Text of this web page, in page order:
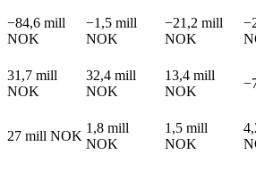
−84,6 mill
NOK
−1,5 mill
NOK
−21,2 mill
NOK
31,7 mill
NOK
32,4 mill
NOK
13,4 mill
NOK
27 mill NOK
1,8 mill
NOK
1,5 mill
NOK